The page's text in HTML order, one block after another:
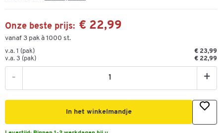
Onze beste prijs: € 22,99
vanaf 3 pak à 1000 st.
v.a. 1 (pak)
€ 23,99
v.a. 3 (pak)
€ 22,99
- +
In het winkelmandje